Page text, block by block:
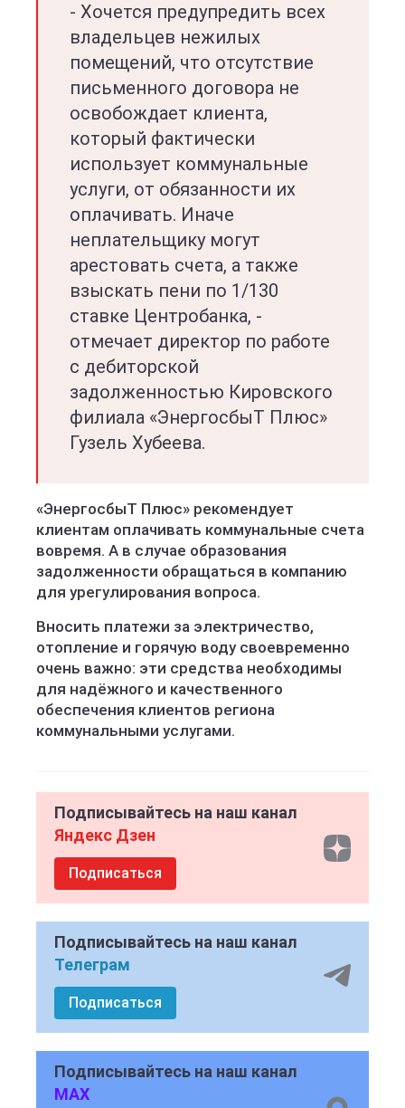
- Хочется предупредить всех
владельцев нежилых
помещений, что отсутствие
письменного договора не
освобождает клиента,
который фактически
использует коммунальные
услуги, от обязанности их
оплачивать. Иначе
неплательщику могут
арестовать счета, а также
взыскать пени по 1/130
ставке Центробанка, -
отмечает директор по работе
с дебиторской
задолженностью Кировского
филиала «ЭнергосбыТ Плюс»
Гузель Хубеева.
«ЭнергосбыТ Плюс» рекомендует
клиентам оплачивать коммунальные счета
вовремя. А в случае образования
задолженности обращаться в компанию
для урегулирования вопроса.
Вносить платежи за электричество,
отопление и горячую воду своевременно
очень важно: эти средства необходимы
для надёжного и качественного
обеспечения клиентов региона
коммунальными услугами.
Подписывайтесь на наш канал
Яндекс Дзен
Подписаться
Подписывайтесь на наш канал
Телеграм
Подписаться
Подписывайтесь на наш канал
MAX